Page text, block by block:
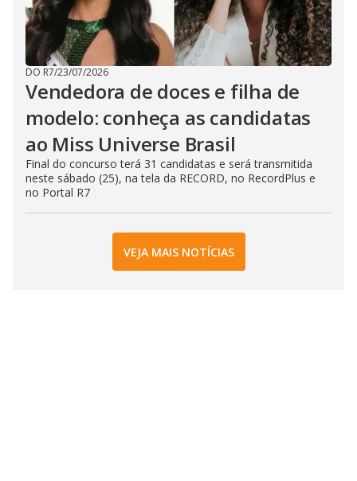
DO R7/23/07/2026
Vendedora de doces e filha de
modelo: conheça as candidatas
ao Miss Universe Brasil
Final do concurso terá 31 candidatas e será transmitida
neste sábado (25), na tela da RECORD, no RecordPlus e
no Portal R7
VEJA MAIS NOTÍCIAS